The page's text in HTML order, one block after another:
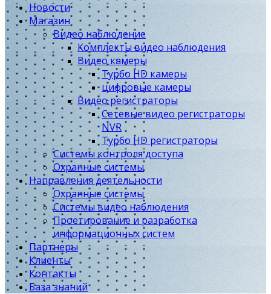
Новости
Магазин
Видео наблюдение
Комплекты видео наблюдения
Видео камеры
Турбо HD камеры
цифровые камеры
Видео регистраторы
Сетевые видео регистраторы
NVR
Турбо HD регистраторы
Системы контроля доступа
Охранные системы
Направления деятельности
Охранные системы
Системы видео наблюдения
Проетирование и разработка
информационных систем
Партнеры
Клиенты
Контакты
База знаний